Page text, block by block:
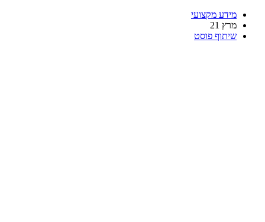
מידע מקצועי
מרץ 21
שיתוף פוסט